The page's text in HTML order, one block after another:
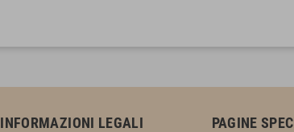
INFORMAZIONI LEGALI PAGINE